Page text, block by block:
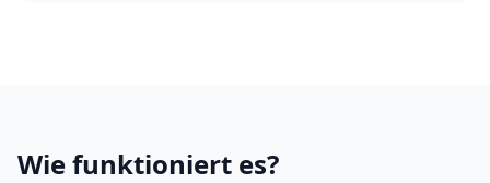
Wie funktioniert es?